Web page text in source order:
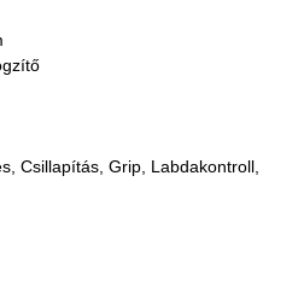
Csillapítás, Grip, Labdakontroll,